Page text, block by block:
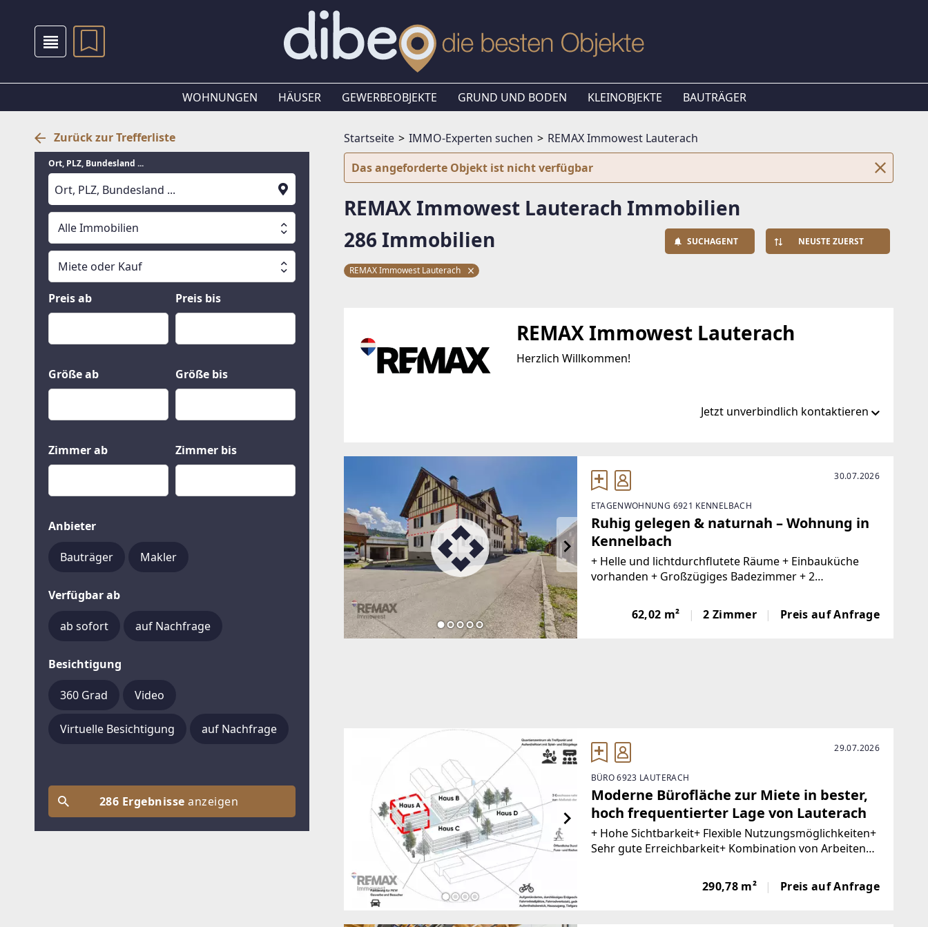
WOHNUNGEN HÄUSER GEWERBEOBJEKTE GRUND UND BODEN KLEINOBJEKTE BAUTRÄGER
Zurück zur Trefferliste
Ort, PLZ, Bundesland ...
Suche läuft
Alle Immobilien
Alle Immobilien
Häuser
Grund und Boden
Miete oder Kauf
Miete oder Kauf
Kauf
Preis ab Preis bis
Größe ab Größe bis
Zimmer ab Zimmer bis
Anbieter
Bauträger Makler
Verfügbar ab
ab sofort auf Nachfrage
Besichtigung
360 Grad Video
Virtuelle Besichtigung auf Nachfrage
286 Ergebnisseanzeigen
Startseite IMMO-Experten suchen
REMAX Immowest Lauterach
Das angeforderte Objekt ist nicht verfügbar
REMAX Immowest Lauterach Immobilien
286 Immobilien
SUCHAGENT NEUSTE ZUERST
REMAX Immowest Lauterach
REMAX Immowest Lauterach
Herzlich Willkommen!
Jetzt unverbindlich kontaktieren
Bundesstraße 87a
6923 Lauterach
TELEFON
+43 5574 534 34 220
https://www.remax.at/de/ib/remax-immowest-lauterach
s.baldauf@remax-immowest.at
30.07.2026
ETAGENWOHNUNG 6921 KENNELBACH
Ruhig gelegen & naturnah – Wohnung in
Kennelbach
+ Helle und lichtdurchflutete Räume + Einbauküche
vorhanden + Großzügiges Badezimmer + 2
mit Stromanschluss und Beleuchtung + Gartenanteil
vorhanden + 3 Schuppen mit dabei + Ruhige
62,02 m² 2 Zimmer Preis auf Anfrage
29.07.2026
BÜRO 6923 LAUTERACH
Moderne Bürofläche zur Miete in bester,
hoch frequentierter Lage von Lauterach
+ Hohe Sichtbarkeit+ Flexible Nutzungsmöglichkeiten+
Sehr gute Erreichbarkeit+ Kombination von Arbeiten
Besucherparkplätze+ Tiefgaragenstellplatz optional In
290,78 m² Preis auf Anfrage